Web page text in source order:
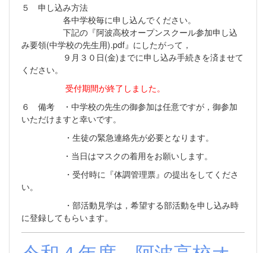
５ 申し込み方法
各中学校毎に申し込んでください。
下記の『阿波高校オープンスクール参加申し込
み要領(中学校の先生用).pdf』にしたがって，
９月３０日(金)までに申し込み手続きを済ませて
ください。
受付期間が終了しました。
６ 備考 ・中学校の先生の御参加は任意ですが，御参加
いただけますと幸いです。
・生徒の緊急連絡先が必要となります。
・当日はマスクの着用をお願いします。
・受付時に『体調管理票』の提出をしてくださ
い。
・部活動見学は，希望する部活動を申し込み時
に登録してもらいます。